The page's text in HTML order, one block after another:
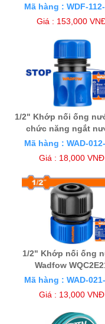
Mã hàng : WDF-
Giá : 153,000
1/2" Khớp nối ống
chức năng ngắt
Wadfow
Mã hàng : WAD-
Giá : 18,000 VNĐ
1/2" Khớp nối ống
Wadfow
Mã hàng : WAD-
Giá : 13,000 VNĐ